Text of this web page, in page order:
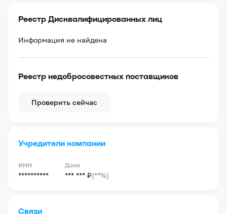
Реестр Дисквалифицированных лиц
Информация не найдена
Реестр недобросовестных поставщиков
Проверить сейчас
Учредители компании
ИНН
**********
Доля
*** *** ₽(**%)
Связи